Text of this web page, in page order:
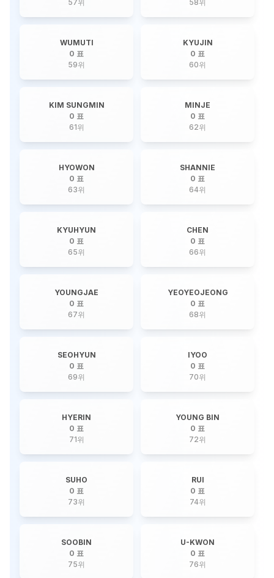
57위 58위
WUMUTI
0 표
59위
KYUJIN
0 표
60위
KIM SUNGMIN
0 표
61위
MINJE
0 표
62위
HYOWON
0 표
63위
SHANNIE
0 표
64위
KYUHYUN
0 표
65위
CHEN
0 표
66위
YOUNGJAE
0 표
67위
YEOYEOJEONG
0 표
68위
SEOHYUN
0 표
69위
IYOO
0 표
70위
HYERIN
0 표
71위
YOUNG BIN
0 표
72위
SUHO
0 표
73위
RUI
0 표
74위
SOOBIN
0 표
75위
U-KWON
0 표
76위